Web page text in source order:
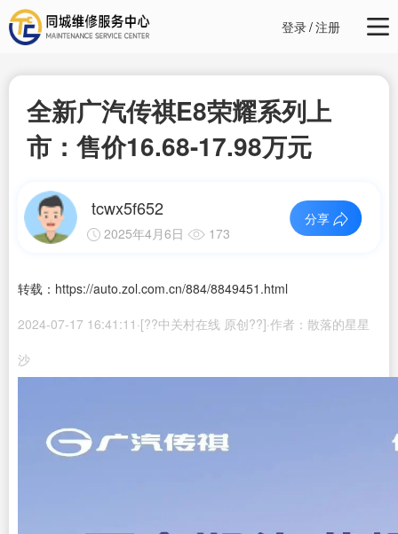
登录/注册
全新广汽传祺E8荣耀系列上
市：售价16.68-17.98万元
tcwx5f652
2025年4月6日 173
分享
转载：https://auto.zol.com.cn/884/8849451.html
2024-07-17 16:41:11·[??中关村在线 原创??]·作者：散落的星星
沙